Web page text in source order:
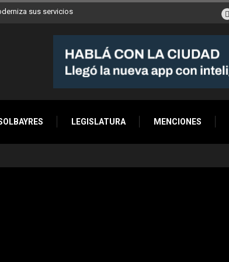
sus servicios
LEGISLATURA MENCIONES